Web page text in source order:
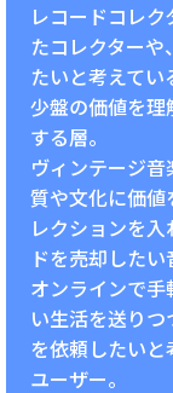
レコードコレ
たコレクター
たいと考えて
少盤の価値を
する層。
ヴィンテージ
質や文化に価値
レクションを
ドを売却したい
オンラインで
い生活を送り
を依頼したい
ユーザー。